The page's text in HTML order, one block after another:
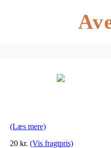
(Læs mere)
20 kr. (Vis fragtpris)